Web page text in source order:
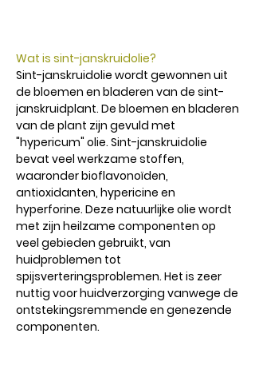
Wat is sint-janskruidolie?
Sint-janskruidolie wordt gewonnen uit
de bloemen en bladeren van de sint-
janskruidplant. De bloemen en bladeren
van de plant zijn gevuld met
"hypericum" olie. Sint-janskruidolie
bevat veel werkzame stoffen,
waaronder bioflavonoïden,
antioxidanten, hypericine en
hyperforine. Deze natuurlijke olie wordt
met zijn heilzame componenten op
veel gebieden gebruikt, van
huidproblemen tot
spijsverteringsproblemen. Het is zeer
nuttig voor huidverzorging vanwege de
ontstekingsremmende en genezende
componenten.